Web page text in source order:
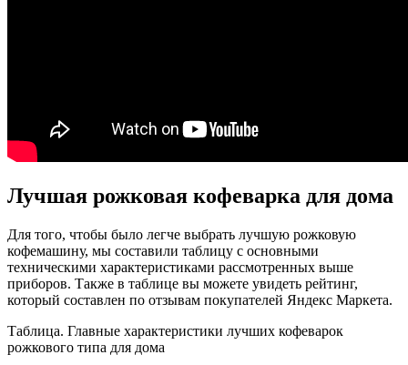
Лучшая рожковая кофеварка для дома
Для того, чтобы было легче выбрать лучшую рожковую
кофемашину, мы составили таблицу с основными
техническими характеристиками рассмотренных выше
приборов. Также в таблице вы можете увидеть рейтинг,
который составлен по отзывам покупателей Яндекс Маркета.
Таблица. Главные характеристики лучших кофеварок
рожкового типа для дома